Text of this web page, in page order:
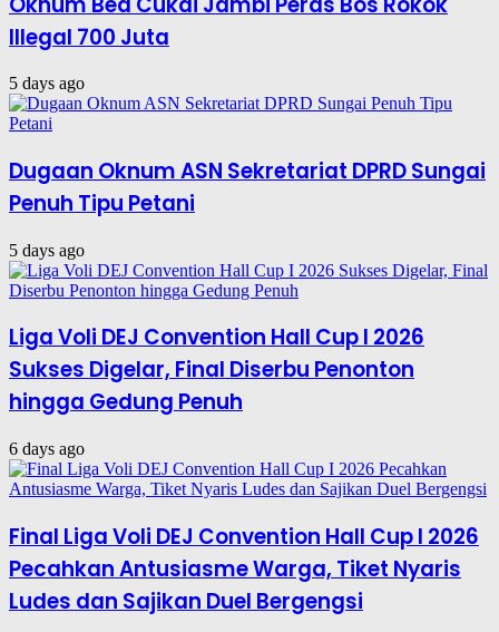
Illegal 700 Juta
5 days ago
Dugaan Oknum ASN Sekretariat DPRD Sungai
Penuh Tipu Petani
5 days ago
Liga Voli DEJ Convention Hall Cup I 2026
Sukses Digelar, Final Diserbu Penonton
hingga Gedung Penuh
6 days ago
Final Liga Voli DEJ Convention Hall Cup I 2026
Pecahkan Antusiasme Warga, Tiket Nyaris
Ludes dan Sajikan Duel Bergengsi